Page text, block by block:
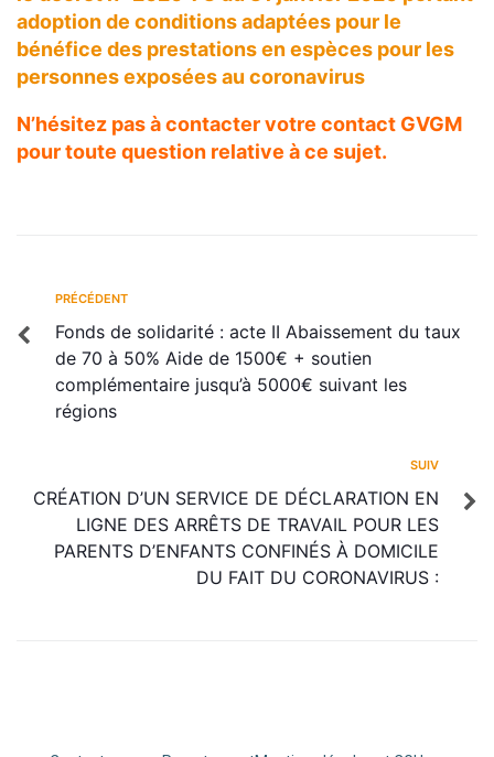
adoption de conditions adaptées pour le
bénéfice des prestations en espèces pour les
personnes exposées au coronavirus
N’hésitez pas à contacter votre contact GVGM
pour toute question relative à ce sujet.
PRÉCÉDENT
Fonds de solidarité : acte II Abaissement du taux
de 70 à 50% Aide de 1500€ + soutien
complémentaire jusqu’à 5000€ suivant les
régions
SUIV
CRÉATION D’UN SERVICE DE DÉCLARATION EN
LIGNE DES ARRÊTS DE TRAVAIL POUR LES
PARENTS D’ENFANTS CONFINÉS À DOMICILE
DU FAIT DU CORONAVIRUS :